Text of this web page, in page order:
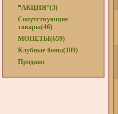
*АКЦИЯ*(3)
Сопутствующие
товары(46)
МОНЕТЫ(659)
Клубные боны(109)
Продано